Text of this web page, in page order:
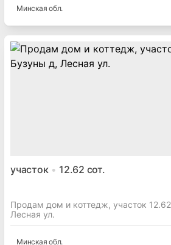
Минская обл.
участок 12.62 сот.
Продам дом и коттедж, участок
Лесная ул.
Минская обл.